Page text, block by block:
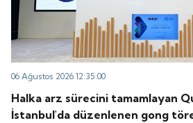
06 Ağustos 2026 12:35:00
Halka arz sürecini tamamlayan
İstanbul'da düzenlenen gong